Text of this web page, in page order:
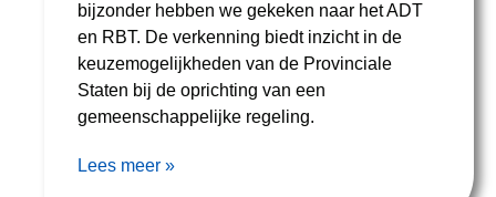
bijzonder hebben we gekeken naar het ADT
en RBT. De verkenning biedt inzicht in de
keuzemogelijkheden van de Provinciale
Staten bij de oprichting van een
gemeenschappelijke regeling.
Lees meer »